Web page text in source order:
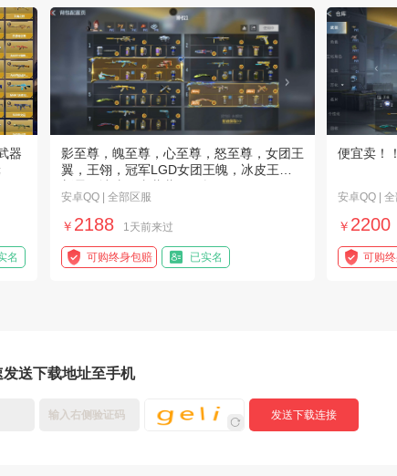
获赔金
【第五
获赔金
【王者
获赔金
【王者联
获赔金额
【洛克
获赔金额
器
名
影至尊，魄至尊，心至尊，怒至尊，女团王
翼，王翎，冠军LGD女团王魄，冰皮王者
安卓QQ | 全部区服
￥ 2188 1天前来过
可购终身包赔 已实名
便宜卖！
安卓QQ |
￥ 2200
可购
发送下载地址至手机
发送下载连接